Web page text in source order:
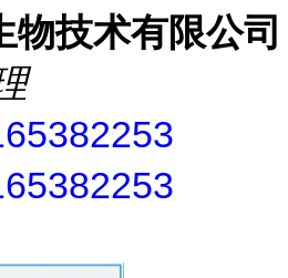
物技术有限公司